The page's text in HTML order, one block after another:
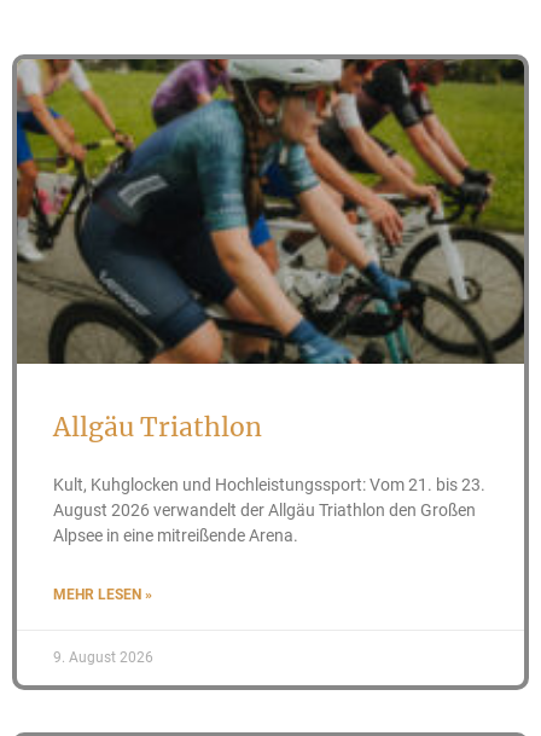
Allgäu Triathlon
Kult, Kuhglocken und Hochleistungssport: Vom 21. bis 23.
August 2026 verwandelt der Allgäu Triathlon den Großen
Alpsee in eine mitreißende Arena.
MEHR LESEN »
9. August 2026